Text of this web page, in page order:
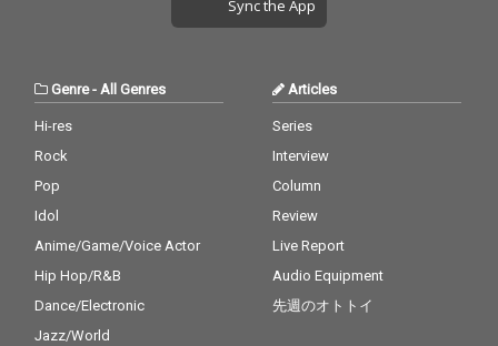
Sync the App
Genre-All Genres
Hi-res
Rock
Pop
Idol
Anime/Game/Voice Actor
Hip Hop/R&B
Dance/Electronic
Jazz/World
Articles
Series
Interview
Column
Review
Live Report
Audio Equipment
先週のオトトイ